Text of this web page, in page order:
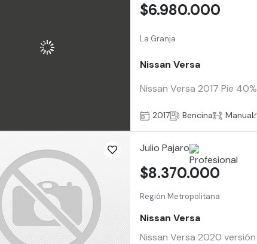
La Granja
Nissan Versa
Nissan Versa 2017 Pie
$6.980.000
2017 Bencina Manual
Julio Pajaro
Región Metropolitana
Nissan Versa
Nissan Versa 2020
$8.370.000